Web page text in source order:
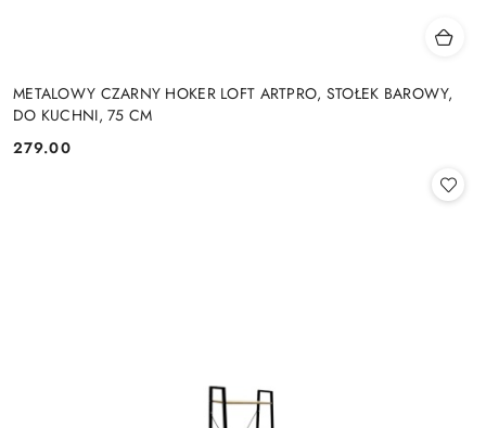
METALOWY CZARNY HOKER LOFT ARTPRO, STOŁEK BAROWY,
DO KUCHNI, 75 CM
Cena:
279.00